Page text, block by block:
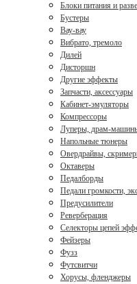
Блоки питания и
Бустеры
Вау-вау
Вибрато, тремоло
Дилей
Дисторшн
Другие эффекты
Запчасти, аксессуары
Кабинет-эмуляторы
Компрессоры
Луперы, драм-
Напольные тюнеры
Овердрайвы,
Октаверы
Педалборды
Педали громкости,
Предусилители
Реверберация
Селекторы цепей
Фейзеры
Фузз
Футсвитчи
Хорусы, фленджеры